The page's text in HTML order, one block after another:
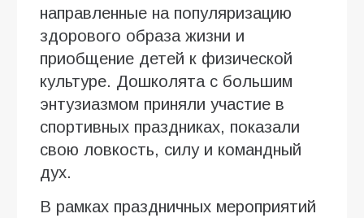
направленные на популяризацию
здорового образа жизни и
приобщение детей к физической
культуре. Дошколята с большим
энтузиазмом приняли участие в
спортивных праздниках, показали
свою ловкость, силу и командный
дух.
В рамках праздничных мероприятий